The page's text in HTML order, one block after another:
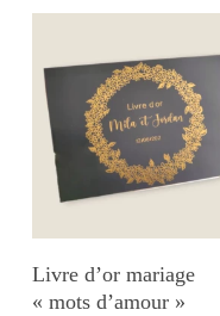
Ajouter Au Panier
Livre d’or mariage
« mots d’amour »